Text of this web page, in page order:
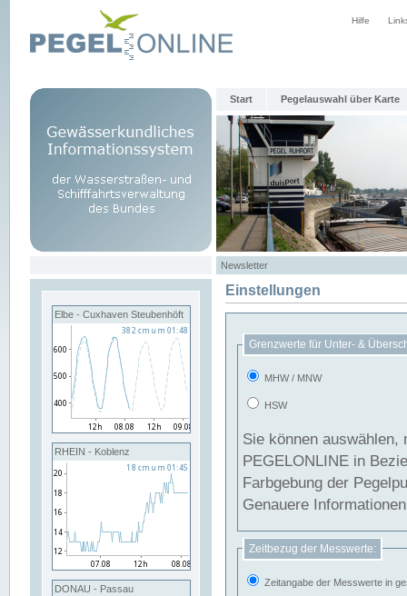
Hilfe
Start Pegelauswahl über Karte
Newsletter
Elbe - Cuxhaven Steubenhöft
RHEIN - Koblenz
DONAU - Passau
Einstellungen
Grenzwerte für Unter- &
MHW / MNW
HSW
Sie können
PEGELONLINE in Beziehung
Farbgebung der
Genauere
Zeitbezug der Messwerte:
Zeitangabe der Messwerte in